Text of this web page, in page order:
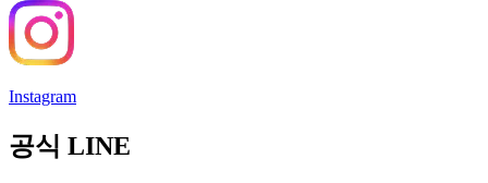
Instagram
공식 LINE